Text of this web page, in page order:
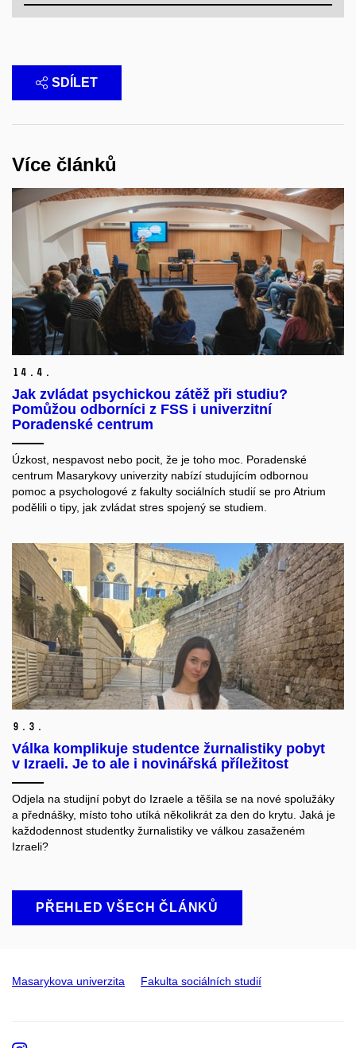
SDÍLET
Více článků
14. 4.
Jak zvládat psychickou zátěž při studiu?
Pomůžou odborníci z FSS i univerzitní
Poradenské centrum
Úzkost, nespavost nebo pocit, že je toho moc. Poradenské
centrum Masarykovy univerzity nabízí studujícím odbornou
pomoc a psychologové z fakulty sociálních studií se pro Atrium
podělili o tipy, jak zvládat stres spojený se studiem.
9. 3.
Válka komplikuje studentce žurnalistiky pobyt
v Izraeli. Je to ale i novinářská příležitost
Odjela na studijní pobyt do Izraele a těšila se na nové spolužáky
a přednášky, místo toho utíká několikrát za den do krytu. Jaká je
každodennost studentky žurnalistiky ve válkou zasaženém
Izraeli?
PŘEHLED VŠECH ČLÁNKŮ
Masarykova univerzita Fakulta sociálních studií